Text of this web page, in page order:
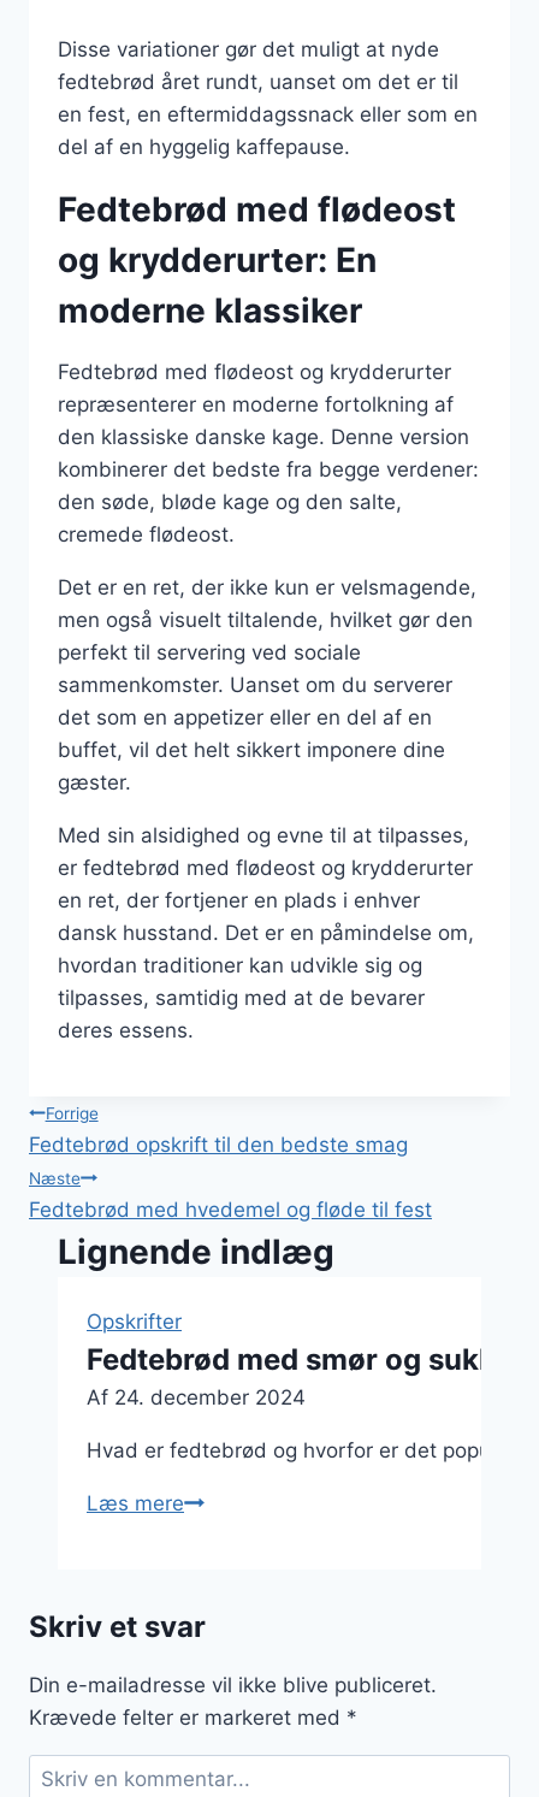
Disse variationer gør det muligt at nyde
fedtebrød året rundt, uanset om det er til
en fest, en eftermiddagssnack eller som en
del af en hyggelig kaffepause.
Fedtebrød med flødeost
og krydderurter: En
moderne klassiker
Fedtebrød med flødeost og krydderurter
repræsenterer en moderne fortolkning af
den klassiske danske kage. Denne version
kombinerer det bedste fra begge verdener:
den søde, bløde kage og den salte,
cremede flødeost.
Det er en ret, der ikke kun er velsmagende,
men også visuelt tiltalende, hvilket gør den
perfekt til servering ved sociale
sammenkomster. Uanset om du serverer
det som en appetizer eller en del af en
buffet, vil det helt sikkert imponere dine
gæster.
Med sin alsidighed og evne til at tilpasses,
er fedtebrød med flødeost og krydderurter
en ret, der fortjener en plads i enhver
dansk husstand. Det er en påmindelse om,
hvordan traditioner kan udvikle sig og
tilpasses, samtidig med at de bevarer
deres essens.
Indlægsnavigation
Forrige
Fedtebrød opskrift til den bedste smag
Næste
Fedtebrød med hvedemel og fløde til fest
Lignende indlæg
Opskrifter
Fedtebrød med smør og sukker
Af 24. december 2024
Hvad er fedtebrød og hvorfor er det populært
Læs mereFedtebrød
sukker
kaffen
Skriv et svar
Din e-mailadresse vil ikke blive publiceret.
Krævede felter er markeret med *